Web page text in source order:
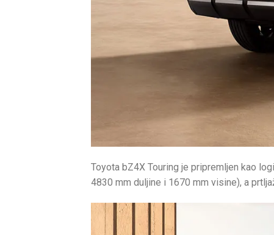
Toyota bZ4X Touring je pripremljen kao
4830 mm duljine i 1670 mm visine), a